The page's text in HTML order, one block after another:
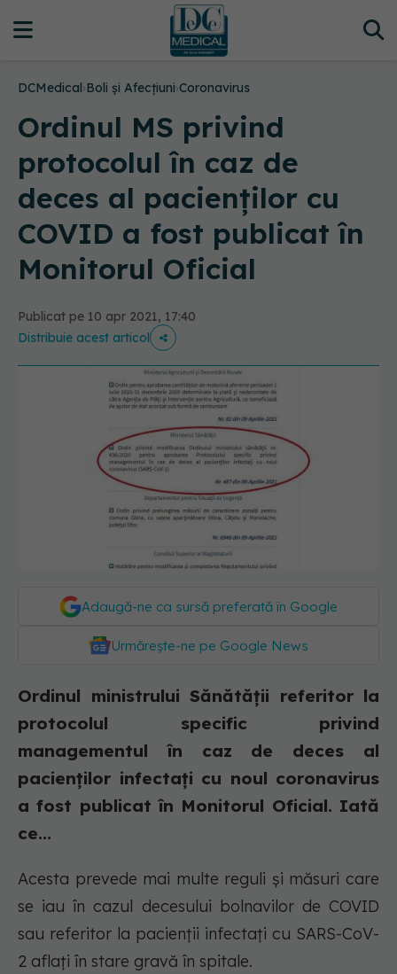
DCMedical›Boli și Afecțiuni›Coronavirus
Ordinul MS privind
protocolul în caz de
deces al pacienţilor cu
COVID a fost publicat în
Monitorul Oficial
Publicat pe 10 apr 2021, 17:40
Distribuie acest articol
Adaugă-ne ca sursă preferată în Google
Urmărește-ne pe Google News
Ordinul ministrului Sănătăţii referitor la
protocolul specific privind
managementul în caz de deces al
pacienţilor infectaţi cu noul coronavirus
a fost publicat în Monitorul Oficial. Iată
ce...
Acesta prevede mai multe reguli şi măsuri care
se iau în cazul decesului bolnavilor de COVID
sau referitor la pacienţii infectaţi cu SARS-CoV-
2 aflaţi în stare gravă în spitale.